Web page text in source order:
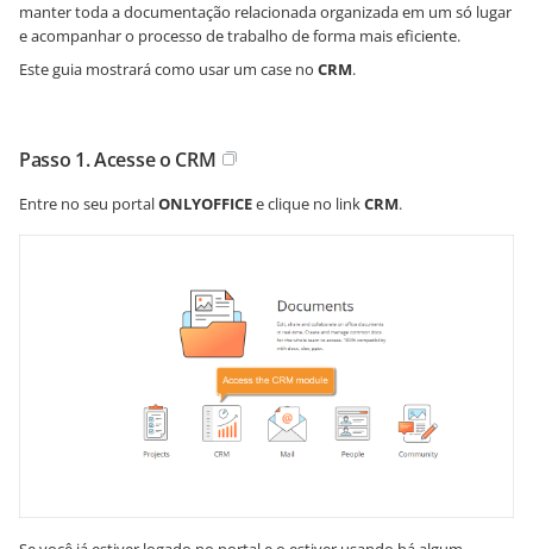
manter toda a documentação relacionada organizada em um só lugar
e acompanhar o processo de trabalho de forma mais eficiente.
Este guia mostrará como usar um case no CRM.
Passo 1. Acesse o CRM
Entre no seu portalONLYOFFICEe clique no linkCRM.